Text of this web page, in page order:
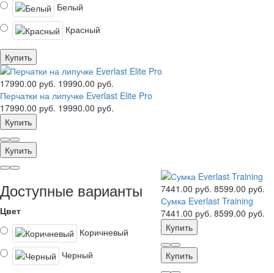
Белый
Красный
Купить
17990.00 руб. 19990.00 руб.
Перчатки на липучке Everlast Elite Pro
17990.00 руб. 19990.00 руб.
Купить
Купить
Доступные варианты
Цвет
Коричневый
Черный
7441.00 руб. 8599.00 руб.
Сумка Everlast Training
7441.00 руб. 8599.00 руб.
Купить
Купить